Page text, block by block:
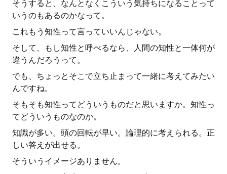
そうすると、なんとなくこういう気持ちになることって
いうのもあるのかなって。
これもう知性って言っていいんじゃない。
そして、もし知性と呼べるなら、人間の知性と一体何が
違うんだろうって。
でも、ちょっとそこで立ち止まって一緒に考えてみたい
んですね。
そもそも知性ってどういうものだと思いますか。知性っ
てどういうものなのか。
知識が多い。頭の回転が早い。論理的に考えられる。正
しい答えが出せる。
そういうイメージありません。